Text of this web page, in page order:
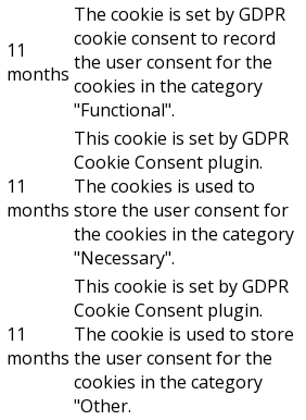
11
months
The cookie is set by GDPR
cookie consent to record
the user consent for the
cookies in the category
"Functional".
11
months
This cookie is set by GDPR
Cookie Consent plugin.
The cookies is used to
store the user consent for
the cookies in the category
"Necessary".
11
months
This cookie is set by GDPR
Cookie Consent plugin.
The cookie is used to store
the user consent for the
cookies in the category
"Other.